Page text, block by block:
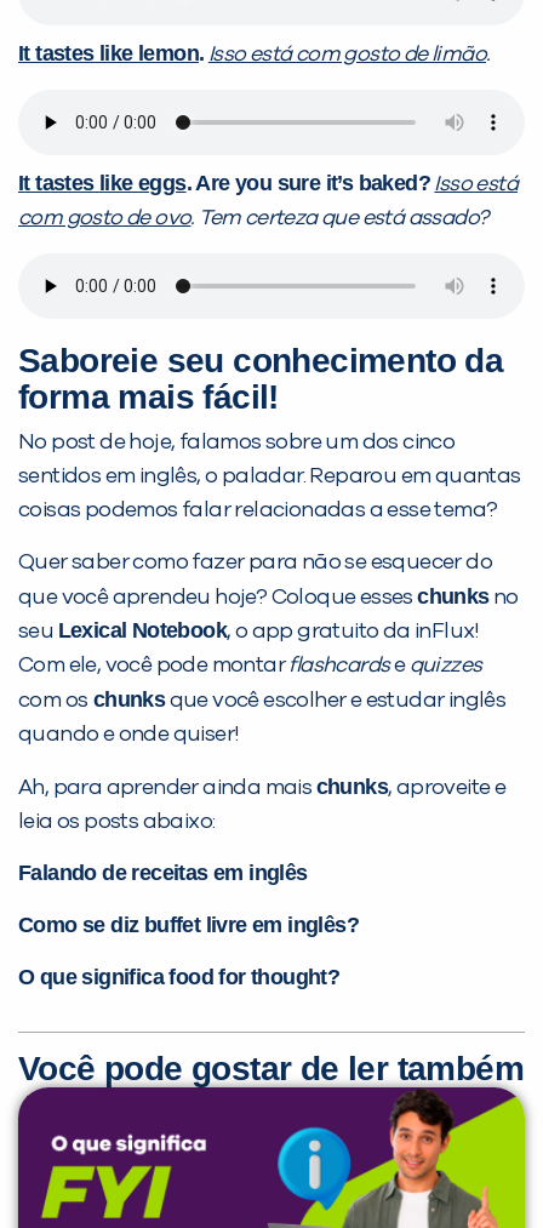
It tastes like lemon. Isso está com gosto de limão.
It tastes like eggs. Are you sure it’s baked? Isso está
com gosto de ovo. Tem certeza que está assado?
Saboreie seu conhecimento da
forma mais fácil!
No post de hoje, falamos sobre um dos cinco
sentidos em inglês, o paladar. Reparou em quantas
coisas podemos falar relacionadas a esse tema?
Quer saber como fazer para não se esquecer do
que você aprendeu hoje? Coloque esseschunksno
seu Lexical Notebook, o app gratuito da inFlux!
Com ele, você pode montarflashcardse quizzes
com os chunksque você escolher e estudar inglês
quando e onde quiser!
Ah, para aprender ainda mais chunks, aproveite e
leia os posts abaixo:
Falando de receitas em inglês
Como se diz buffet livre em inglês?
O que significa food for thought?
Você pode gostar de ler também